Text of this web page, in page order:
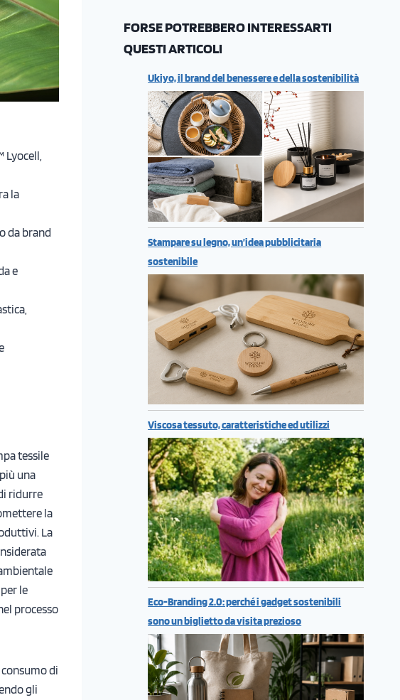
la
da brand
e
tessile
una
ridurre
la
La
le
processo
di
gli
FORSE POTREBBERO INTERESSARTI
QUESTI ARTICOLI
Ukiyo, il brand del benessere e della sostenibilità
Stampare su legno, un’idea pubblicitaria
sostenibile
Viscosa tessuto, caratteristiche ed utilizzi
Eco-Branding 2.0: perché i gadget sostenibili
sono un biglietto da visita prezioso